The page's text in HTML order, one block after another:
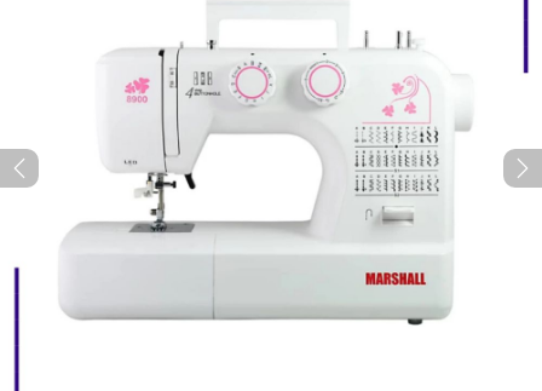
Previous